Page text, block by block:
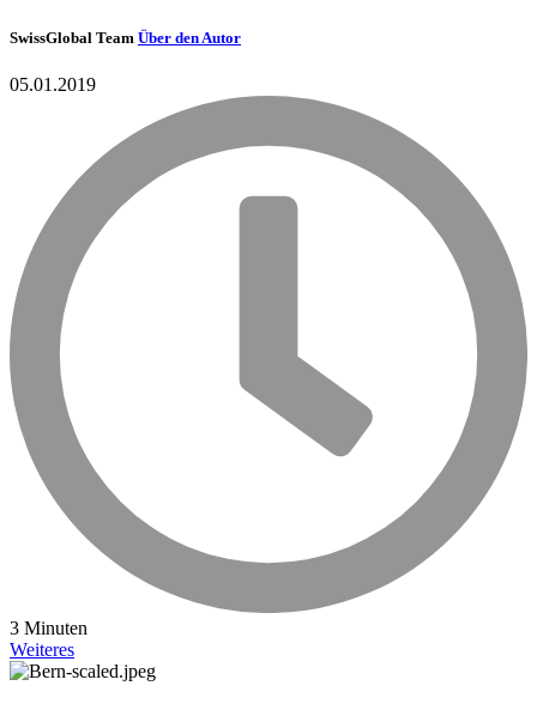
SwissGlobal Team Über den Autor
05.01.2019
3 Minuten
Weiteres